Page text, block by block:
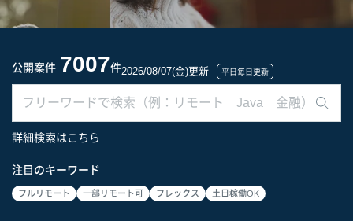
公開案件 7007件2026/08/07(金)更新 平日毎日更新
詳細検索はこちら
注目のキーワード
フルリモート 一部リモート可 フレックス 土日稼働OK